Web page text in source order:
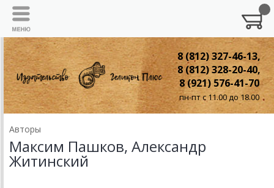
8 (812) 327-46-13,
8 (812) 328-20-40,
8 (921) 576-41-70
пн-пт с 11.00 до 18.00
Авторы
Максим Пашков, Александр
Житинский